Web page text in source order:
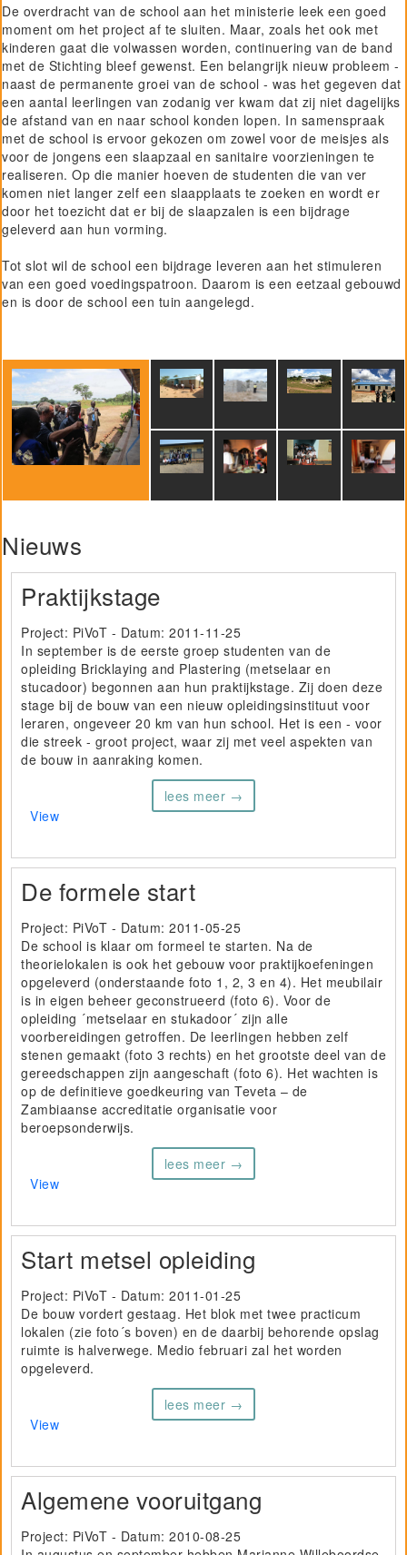
De overdracht van de school aan het ministerie leek een goed
moment om het project af te sluiten. Maar, zoals het ook met
kinderen gaat die volwassen worden, continuering van de band
met de Stichting bleef gewenst. Een belangrijk nieuw probleem -
naast de permanente groei van de school - was het gegeven dat
een aantal leerlingen van zodanig ver kwam dat zij niet dagelijks
de afstand van en naar school konden lopen. In samenspraak
met de school is ervoor gekozen om zowel voor de meisjes als
voor de jongens een slaapzaal en sanitaire voorzieningen te
realiseren. Op die manier hoeven de studenten die van ver
komen niet langer zelf een slaapplaats te zoeken en wordt er
door het toezicht dat er bij de slaapzalen is een bijdrage
geleverd aan hun vorming.
Tot slot wil de school een bijdrage leveren aan het stimuleren
van een goed voedingspatroon. Daarom is een eetzaal gebouwd
en is door de school een tuin aangelegd.
Nieuws
Praktijkstage
Project: PiVoT - Datum: 2011-11-25
In september is de eerste groep studenten van de
opleiding Bricklaying and Plastering (metselaar en
stucadoor) begonnen aan hun praktijkstage. Zij doen deze
stage bij de bouw van een nieuw opleidingsinstituut voor
leraren, ongeveer 20 km van hun school. Het is een - voor
die streek - groot project, waar zij met veel aspekten van
de bouw in aanraking komen.
lees meer →
View
De formele start
Project: PiVoT - Datum: 2011-05-25
De school is klaar om formeel te starten. Na de
theorielokalen is ook het gebouw voor praktijkoefeningen
opgeleverd (onderstaande foto 1, 2, 3 en 4). Het meubilair
is in eigen beheer geconstrueerd (foto 6). Voor de
opleiding ´metselaar en stukadoor´ zijn alle
voorbereidingen getroffen. De leerlingen hebben zelf
stenen gemaakt (foto 3 rechts) en het grootste deel van de
gereedschappen zijn aangeschaft (foto 6). Het wachten is
op de definitieve goedkeuring van Teveta – de
Zambiaanse accreditatie organisatie voor
beroepsonderwijs.
lees meer →
View
Start metsel opleiding
Project: PiVoT - Datum: 2011-01-25
De bouw vordert gestaag. Het blok met twee practicum
lokalen (zie foto´s boven) en de daarbij behorende opslag
ruimte is halverwege. Medio februari zal het worden
opgeleverd.
lees meer →
View
Algemene vooruitgang
Project: PiVoT - Datum: 2010-08-25